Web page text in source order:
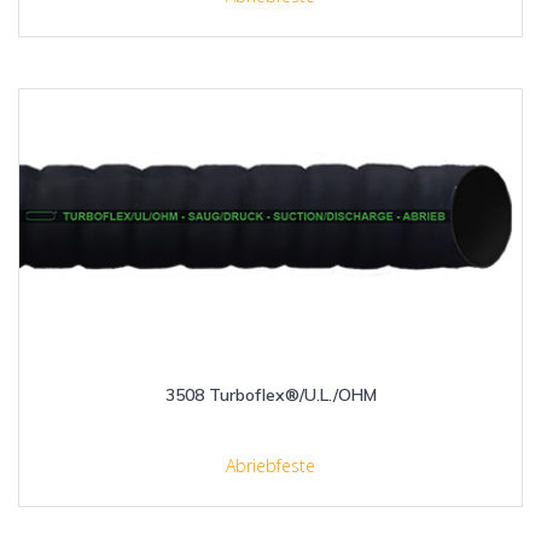
3508 Turboflex®/U.L./OHM
Abriebfeste